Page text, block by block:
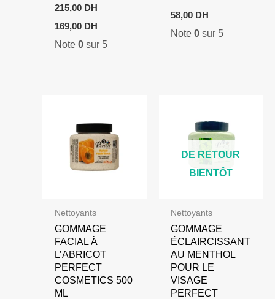
215,00DH
Le
prix
initial
169,00 DHLe
prix
actuel
Note 0sur 5
58,00 DH
Note0 sur 5
Nettoyants
GOMMAGE
FACIAL À
L’ABRICOT
PERFECT
COSMETICS 500
ML
DE RETOUR
BIENTÔT
Nettoyants
GOMMAGE
ÉCLAIRCISSANT
AU MENTHOL
POUR LE
VISAGE
PERFECT